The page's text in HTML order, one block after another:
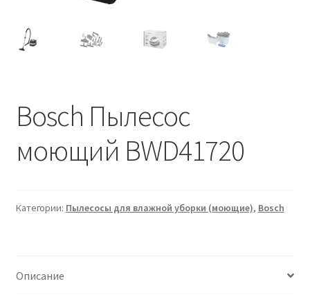
Bosch Пылесос
моющий BWD41720
Категории: Пылесосы для влажной уборки (моющие), Bosch
Описание